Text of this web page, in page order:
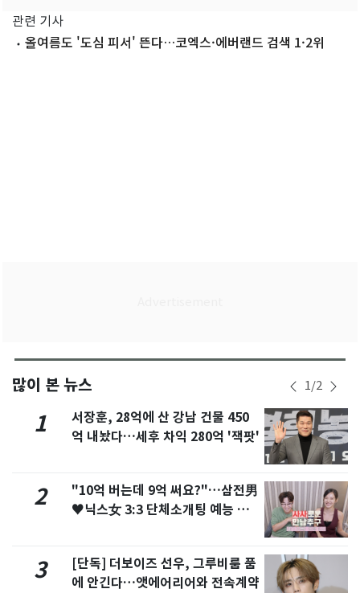
관련 기사
올여름도 '도심 피서' 뜬다…코엑스·에버랜드 검색 1·2위
많이 본 뉴스 1/2
1
서장훈, 28억에 산 강남 건물 450
억 내놨다…세후 차익 280억 '잭팟'
2
"10억 버는데 9억 써요?"…삼전男
♥닉스女 3:3 단체소개팅 예능 화
3
[단독] 더보이즈 선우, 그루비룸 품
에 안긴다…앳에어리어와 전속계약